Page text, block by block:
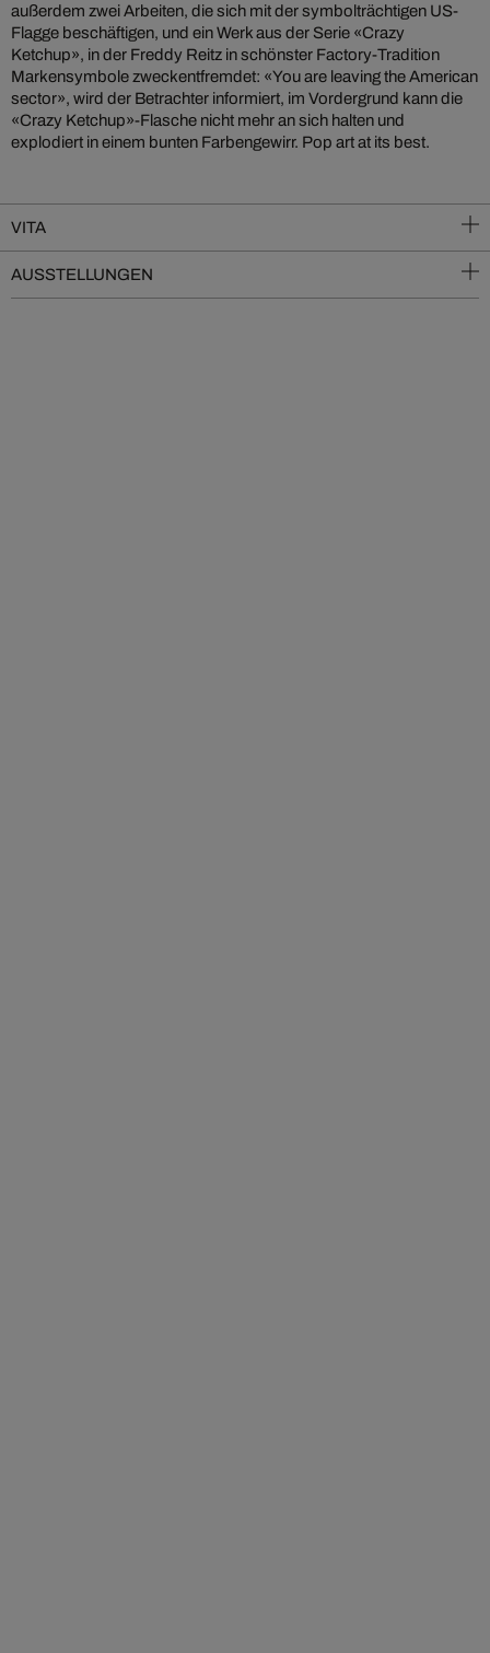
außerdem zwei Arbeiten, die sich mit der symbolträchtigen US-
Flagge beschäftigen, und ein Werk aus der Serie «Crazy
Ketchup», in der Freddy Reitz in schönster Factory-Tradition
Markensymbole zweckentfremdet: «You are leaving the American
sector», wird der Betrachter informiert, im Vordergrund kann die
«Crazy Ketchup»-Flasche nicht mehr an sich halten und
explodiert in einem bunten Farbengewirr. Pop art at its best.
VITA
AUSSTELLUNGEN